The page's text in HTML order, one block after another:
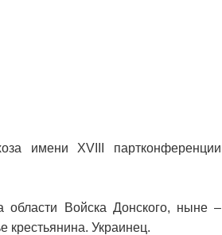
имени XVIII партконференции
области Войска Донского, ныне –
крестьянина. Украинец.